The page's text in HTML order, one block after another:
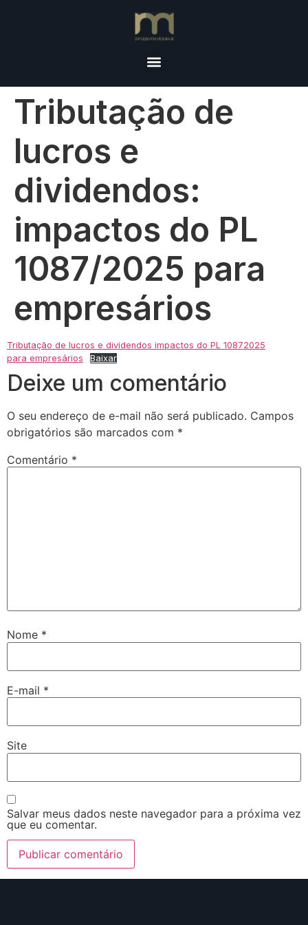
Tributação de
lucros e
dividendos:
impactos do PL
1087/2025 para
empresários
Tributação de lucros e dividendos impactos do PL 10872025
para empresários
Baixar
Deixe um comentário
O seu endereço de e-mail não será publicado. Campos
obrigatórios são marcados com *
Comentário *
Nome *
E-mail *
Site
Salvar meus dados neste navegador para a próxima vez
que eu comentar.